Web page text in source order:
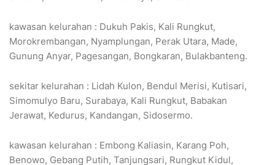
kawasan kelurahan : Dukuh Pakis, Kali Rungkut,
Morokrembangan, Nyamplungan, Perak Utara, Made,
Gunung Anyar, Pagesangan, Bongkaran, Bulakbanteng.
sekitar kelurahan : Lidah Kulon, Bendul Merisi, Kutisari,
Simomulyo Baru, Surabaya, Kali Rungkut, Babakan
Jerawat, Kedurus, Kandangan, Sidosermo.
kawasan kelurahan : Embong Kaliasin, Karang Poh,
Benowo, Gebang Putih, Tanjungsari, Rungkut Kidul,